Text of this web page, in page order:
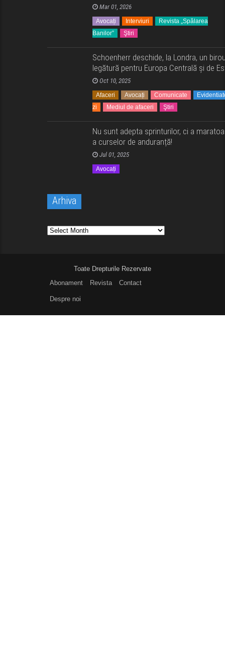
Mar 01, 2026
Avocați Interviuri
Revista „Spălarea
Banilor”
Ştiri
Schoenherr deschide, la Londra, un
legătură pentru Europa Centrală și de
Oct 10, 2025
Afaceri Avocați Comunicate
zi
Mediul de afaceri Ştiri
Nu sunt adepta sprinturilor, ci a
a curselor de anduranță!
Jul 01, 2025
Avocați
Arhiva
Arhiva
Toate Drepturile Rezervate
Abonament
Revista Contact
Despre noi